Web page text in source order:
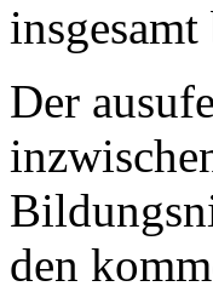
Der
den